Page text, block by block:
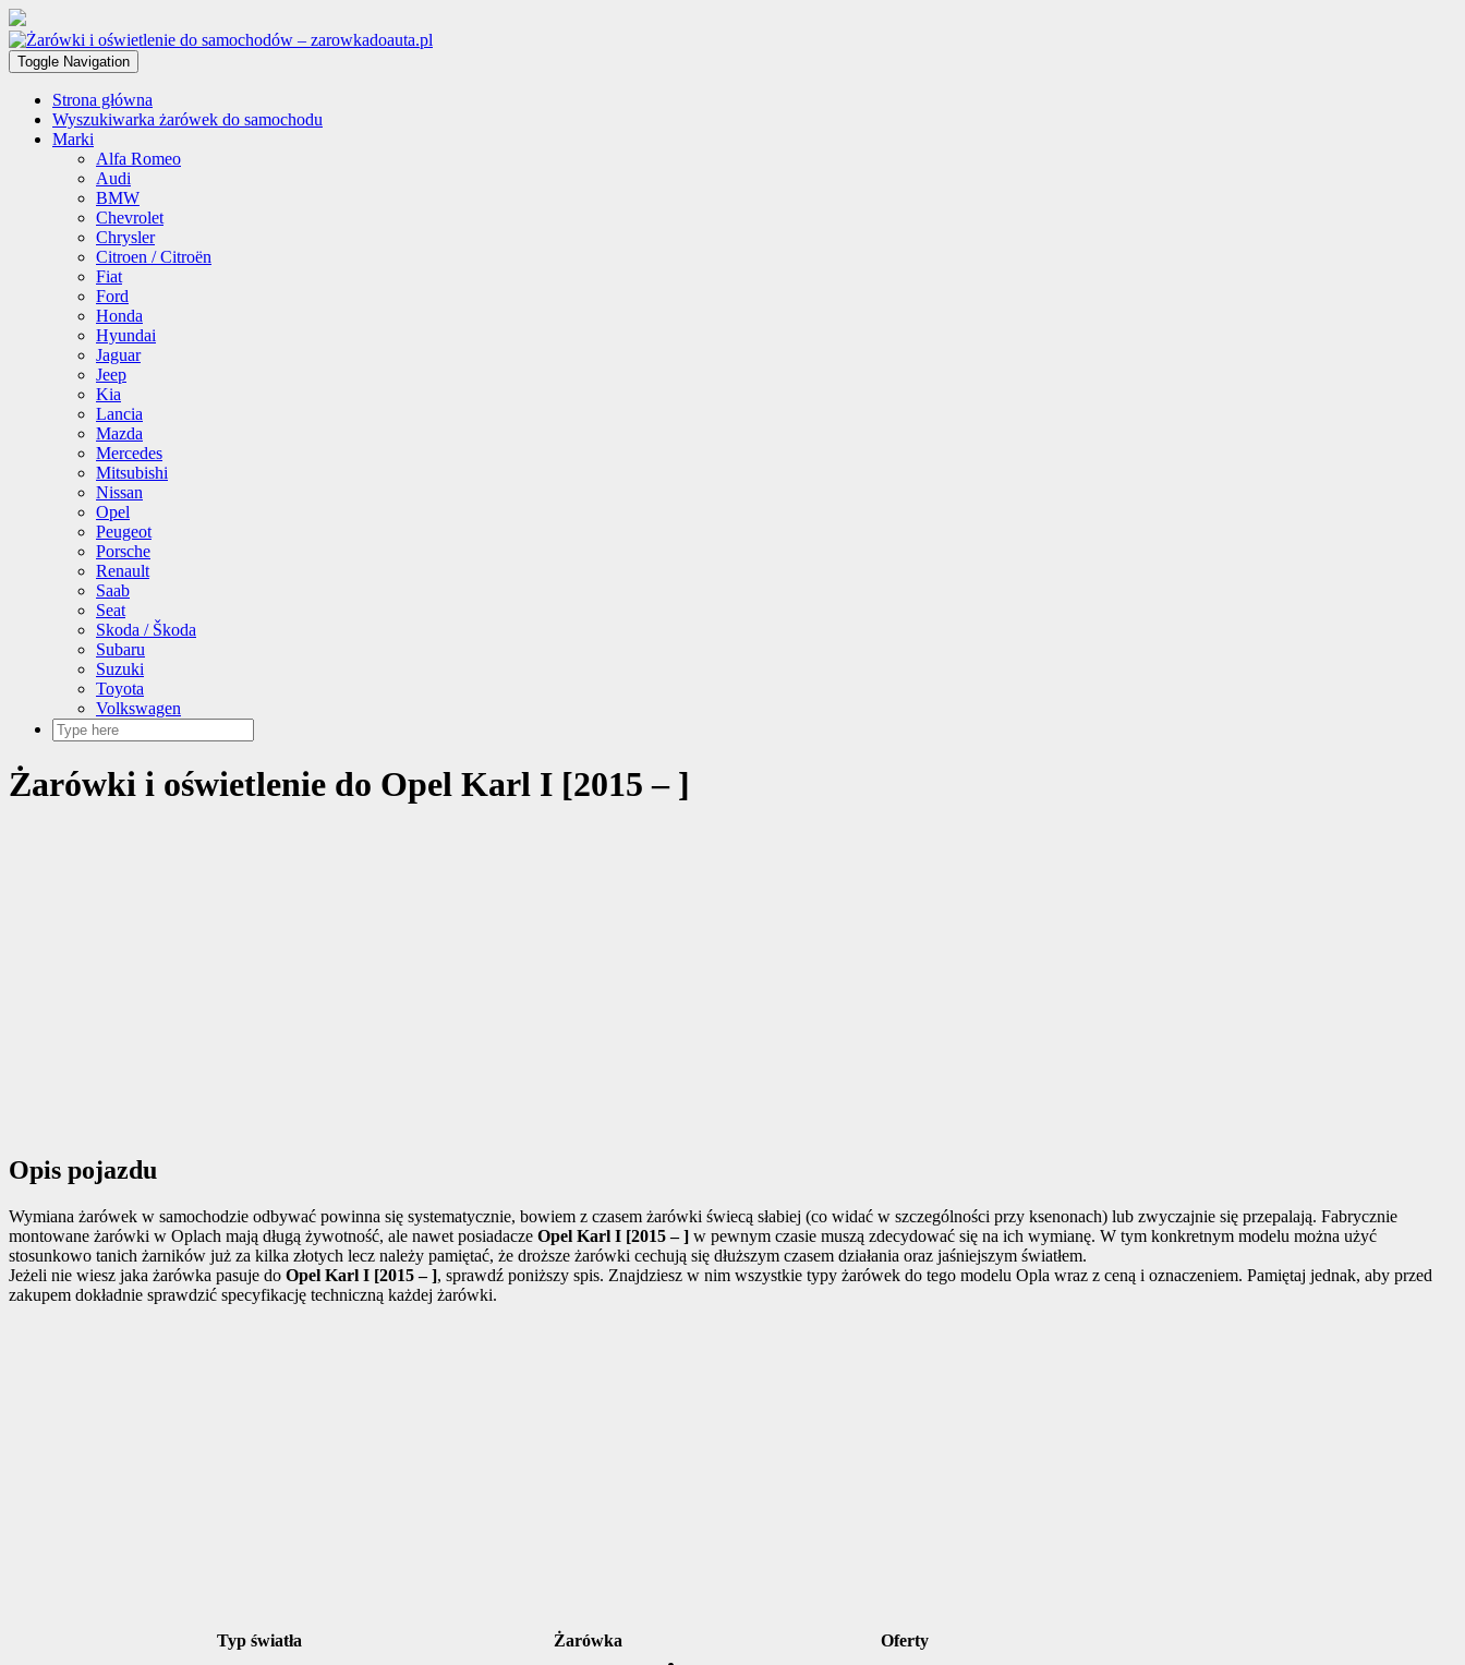
Toggle Navigation
Strona główna
Wyszukiwarka żarówek do samochodu
Marki
Alfa Romeo
Audi
BMW
Chevrolet
Chrysler
Citroen / Citroën
Fiat
Ford
Honda
Hyundai
Jaguar
Jeep
Kia
Lancia
Mazda
Mercedes
Mitsubishi
Nissan
Opel
Peugeot
Porsche
Renault
Saab
Seat
Skoda / Škoda
Subaru
Suzuki
Toyota
Volkswagen
Żarówki i oświetlenie do Opel Karl I [2015 – ]
Opis pojazdu
Wymiana żarówek w samochodzie odbywać powinna się systematycznie, bowiem z czasem żarówki świecą słabiej (co widać w szczególności przy ksenonach) lub zwyczajnie się przepalają. Fabrycznie
montowane żarówki w Oplach mają długą żywotność, ale nawet posiadacze Opel Karl I [2015 – ] w pewnym czasie muszą zdecydować się na ich wymianę. W tym konkretnym modelu można użyć
stosunkowo tanich żarników już za kilka złotych lecz należy pamiętać, że droższe żarówki cechują się dłuższym czasem działania oraz jaśniejszym światłem.
Jeżeli nie wiesz jaka żarówka pasuje do Opel Karl I [2015 – ], sprawdź poniższy spis. Znajdziesz w nim wszystkie typy żarówek do tego modelu Opla wraz z ceną i oznaczeniem. Pamiętaj jednak, aby przed
zakupem dokładnie sprawdzić specyfikację techniczną każdej żarówki.
Typ światła Żarówka Oferty